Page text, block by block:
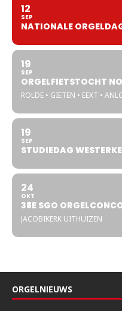
12
SEP
NATIONALE
19
SEP
ORGELFIETSTOCHT
ROLDE • GIETEN • EEXT •
19
SEP
STUDIEDAG
24
OKT
38E SGO
JACOBIKERK UITHUIZEN
ORGELNIEUWS